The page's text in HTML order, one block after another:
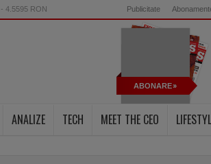
- 4.5595 RON Publicitate
ABONARE
ANALIZE TECH MEET THE CEO